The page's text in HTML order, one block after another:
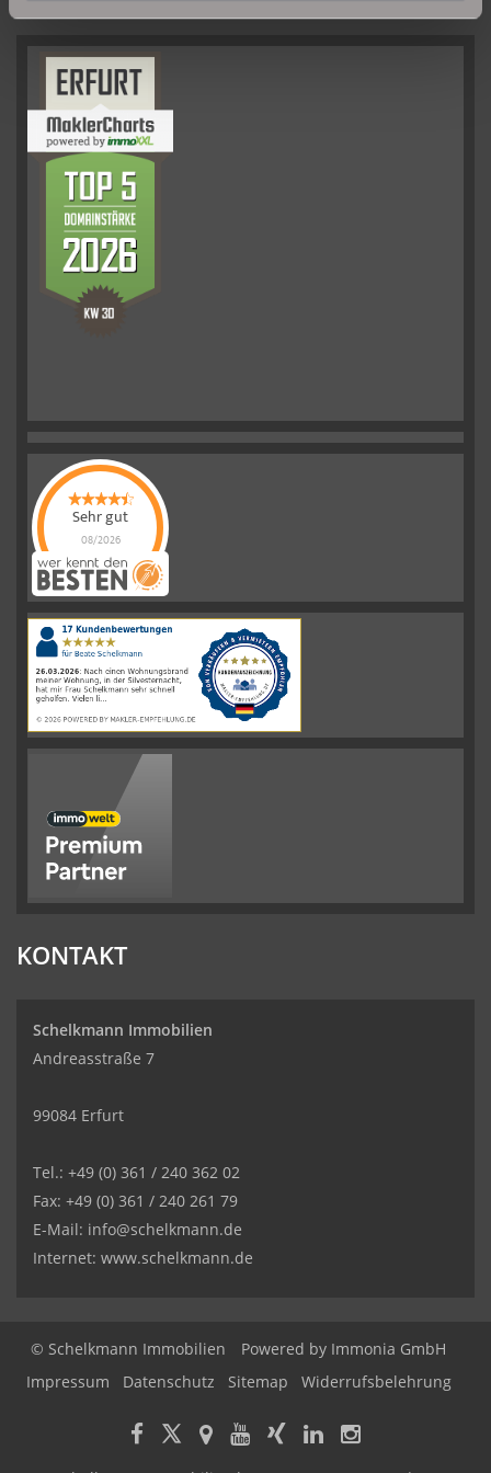
Sehr gut
08/2026
Schelkmann
Immobilienhat
|110Schelkmann
ImmobilienBewertungen
auf
werkenntdenBESTEN.de
KONTAKT
Schelkmann Immobilien
Andreasstraße 7
99084 Erfurt
Tel.: +49 (0) 361 / 240 362 02
Fax: +49 (0) 361 / 240 261 79
E-Mail: info@schelkmann.de
Internet: www.schelkmann.de
© Schelkmann Immobilien Powered by Immonia GmbH
Impressum
Datenschutz Sitemap Widerrufsbelehrung